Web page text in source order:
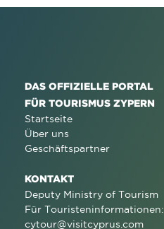
DAS OFFIZIELLE PORTAL
FÜR TOURISMUS ZYPERN
Startseite
Über uns
Geschäftspartner
KONTAKT
Deputy Ministry of Tourism
Für Touristeninformationen:
cytour@visitcyprus.com